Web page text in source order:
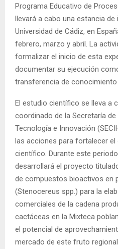
Programa Educativo de
llevará a cabo una estancia de
Universidad de Cádiz, en
febrero, marzo y abril. La
formalizar el inicio de esta
documentar su ejecución
transferencia de
El estudio científico se lleva a
coordinado de la Secretaría de
Tecnología e Innovación
las acciones para fortalecer
científico. Durante este
desarrollará el proyecto
de compuestos bioactivos en
(Stenocereus spp.) para la
comerciales de la cadena
cactáceas en la Mixteca
el potencial de
mercado de este fruto